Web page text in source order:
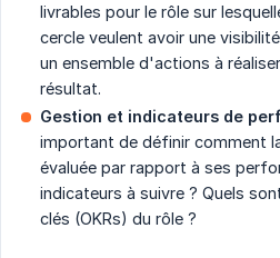
livrables pour le rôle sur
cercle veulent avoir une
un ensemble d'actions à
résultat.
Gestion et indicateurs de
important de définir comment
évaluée par rapport à ses
indicateurs à suivre ? Quels
clés (OKRs) du rôle ?